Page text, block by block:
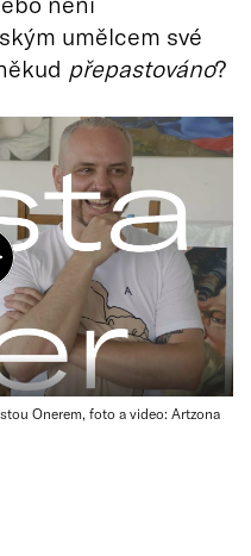
umělcem své
přepastováno?
Onerem, foto a video: Artzona